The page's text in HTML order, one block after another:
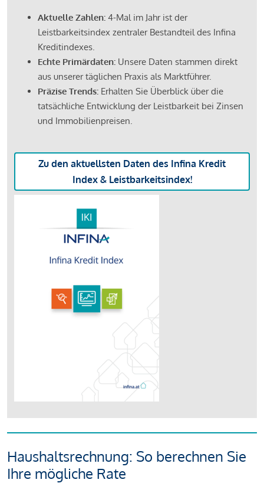
Aktuelle Zahlen: 4-Mal im Jahr ist der
Leistbarkeitsindex zentraler Bestandteil des Infina
Kreditindexes.
Echte Primärdaten: Unsere Daten stammen direkt
aus unserer täglichen Praxis als Marktführer.
Präzise Trends: Erhalten Sie Überblick über die
tatsächliche Entwicklung der Leistbarkeit bei Zinsen
und Immobilienpreisen.
Zu den aktuellsten Daten des Infina Kredit
Index & Leistbarkeitsindex!
Haushaltsrechnung: So berechnen Sie
Ihre mögliche Rate